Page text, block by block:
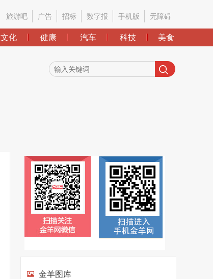
旅游吧 广告 招标 数字报 手机版 无障碍
文化 健康 汽车 科技 美食